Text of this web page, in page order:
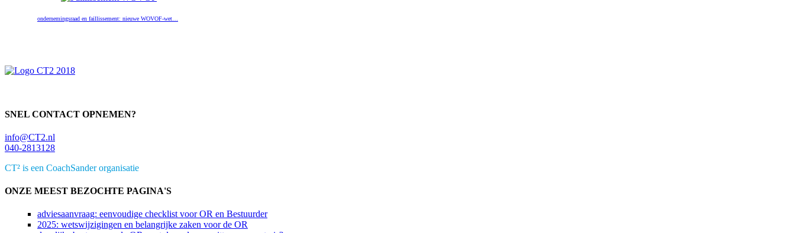
ondernemingsraad en faillissement: nieuwe WOVOF-wet…
SNEL CONTACT OPNEMEN?
info@CT2.nl
040-2813128
CT² is een CoachSander organisatie
ONZE MEEST BEZOCHTE PAGINA'S
adviesaanvraag: eenvoudige checklist voor OR en Bestuurder
2025: wetswijzigingen en belangrijke zaken voor de OR